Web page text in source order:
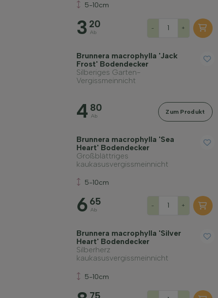
5-10cm
3 20
Ab
- +
Brunnera macrophylla 'Jack
Frost' Bodendecker
Silberiges Garten-
Vergissmeinnicht
4 80
Ab
Zum Produkt
Brunnera macrophylla 'Sea
Heart' Bodendecker
Großblättriges
kaukasusvergissmeinnicht
5-10cm
6 65
Ab
- +
Brunnera macrophylla 'Silver
Heart' Bodendecker
Silberherz
kaukasusvergissmeinnicht
5-10cm
75